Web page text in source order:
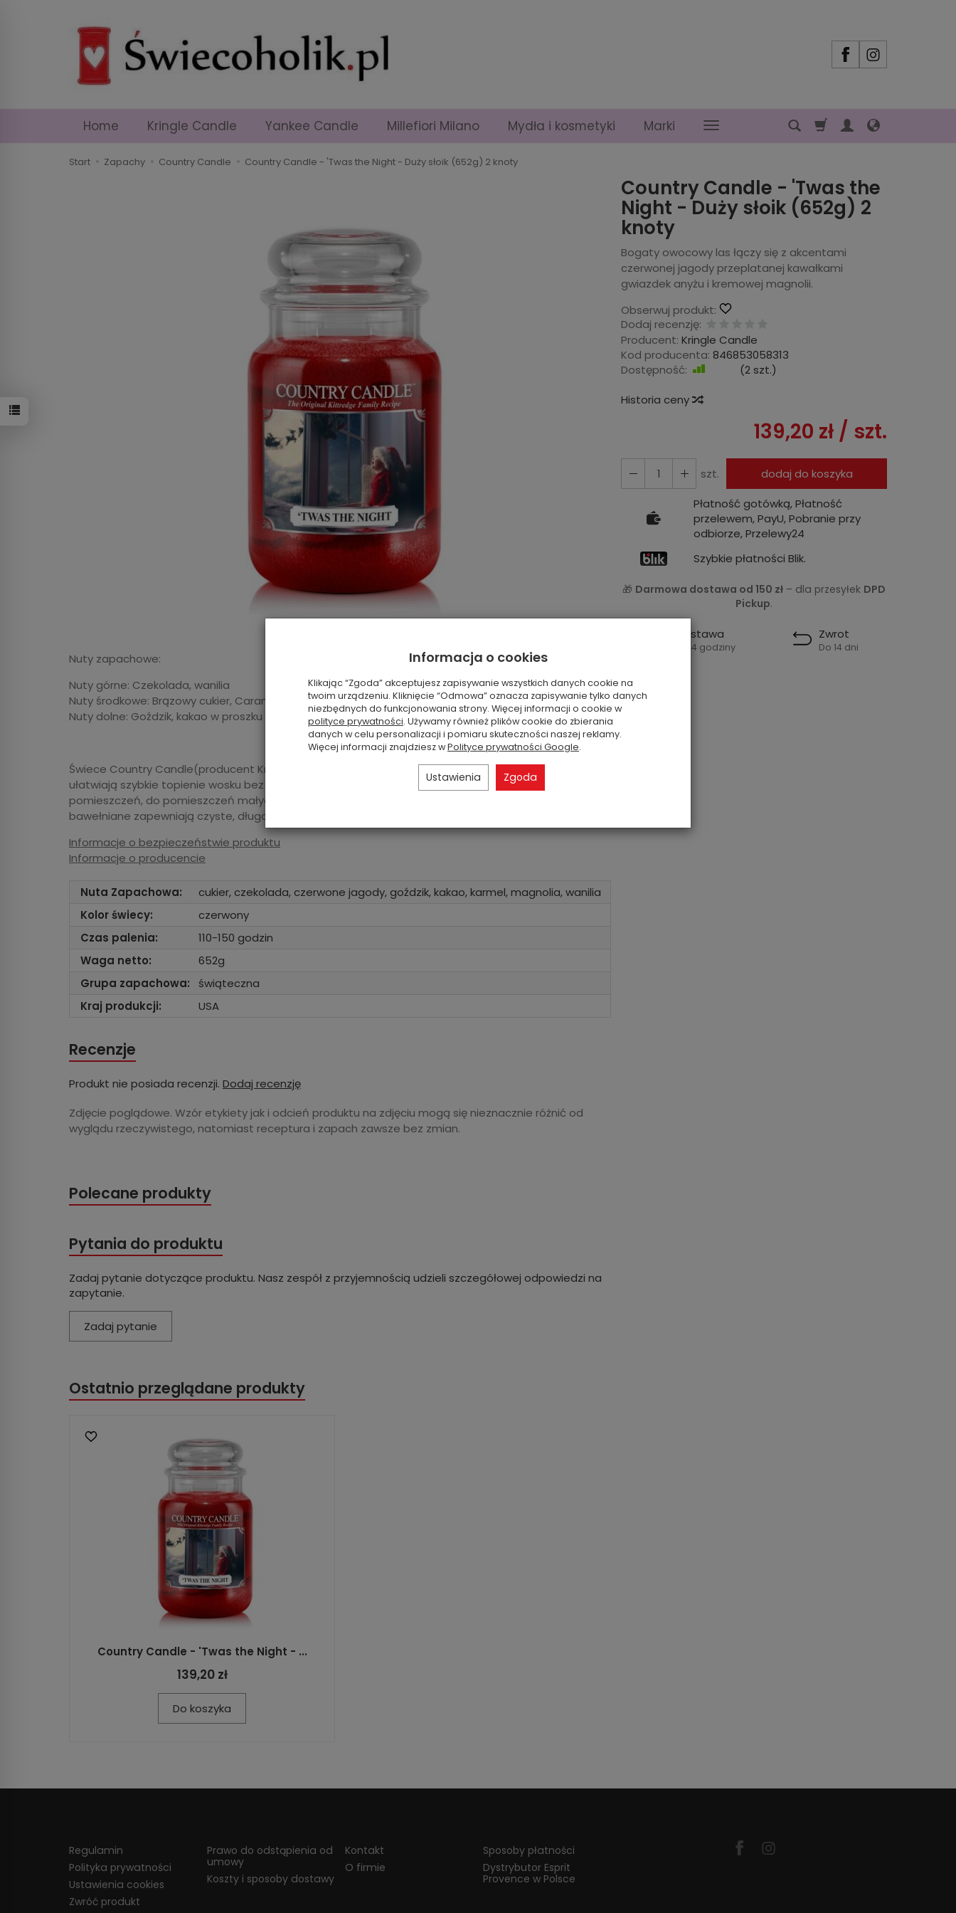
Home Kringle Candle Yankee Candle Millefiori Milano Mydła i kosmetyki Marki
Start Zapachy Country Candle Country Candle - 'Twas the Night - Duży słoik (652g) 2 knoty
Country Candle - 'Twas the
Night - Duży słoik (652g) 2
knoty
Bogaty owocowy las łączy się z akcentami
czerwonej jagody przeplatanej kawałkami
gwiazdek anyżu i kremowej magnolii.
Obserwuj produkt:
Dodaj recenzję:
Producent: Kringle Candle
Kod producenta: 846853058313
Dostępność:
(2 szt.)
Historia ceny
139,20 zł / szt.
szt.
dodaj do koszyka
Płatność gotówką, Płatność
przelewem, PayU, Pobranie przy
odbiorze, Przelewy24
Szybkie płatności Blik.
🎁 Darmowa dostawa od 150 zł – dla przesyłek DPD
Pickup.
Dostawa
w 24 godziny
Zwrot
Do 14 dni
Nuty zapachowe:
Nuty górne: Czekolada, wanilia
Nuty środkowe: Brązowy cukier, Caramel
Nuty dolne: Goździk, kakao w proszku
Świece Country Candle(producent Kringle) - duże(652g) i średnie(453g) z dwoma knotami
ułatwiają szybkie topienie wosku bez efektu tunelowania, nadając się świetnie do dużych i średnich
pomieszczeń, do pomieszczeń małych polecamy świece małe (104g). Bezołowiowe knoty
bawełniane zapewniają czyste, długotrwałe wypalanie świecy do 150 godzin.
Informacje o bezpieczeństwie produktu
Informacje o producencie
Nuta Zapachowa:
cukier, czekolada, czerwone jagody, goździk, kakao, karmel, magnolia, wanilia
Kolor świecy:
czerwony
Czas palenia:
110-150 godzin
Waga netto:
652g
Grupa zapachowa:
świąteczna
Kraj produkcji:
USA
Recenzje
Produkt nie posiada recenzji. Dodaj recenzję
Zdjęcie poglądowe. Wzór etykiety jak i odcień produktu na zdjęciu mogą się nieznacznie różnić od
wyglądu rzeczywistego, natomiast receptura i zapach zawsze bez zmian.
Polecane produkty
Pytania do produktu
Zadaj pytanie dotyczące produktu. Nasz zespół z przyjemnością udzieli szczegółowej odpowiedzi na
zapytanie.
Zadaj pytanie
Ostatnio przeglądane produkty
Country Candle - 'Twas the Night - ...
139,20 zł
Do koszyka
Regulamin
Polityka prywatności
Ustawienia cookies
Zwróć produkt
Prawo do odstąpienia od
umowy
Koszty i sposoby dostawy
Kontakt
O firmie
Sposoby płatności
Dystrybutor Esprit
Provence w Polsce
Informacja o cookies
Klikając “Zgoda” akceptujesz zapisywanie wszystkich danych cookie na
twoim urządzeniu. Kliknięcie “Odmowa” oznacza zapisywanie tylko danych
niezbędnych do funkcjonowania strony. Więcej informacji o cookie w
polityce prywatności. Używamy również plików cookie do zbierania
danych w celu personalizacji i pomiaru skuteczności naszej reklamy.
Więcej informacji znajdziesz wPolityce prywatności Google.
Ustawienia Zgoda